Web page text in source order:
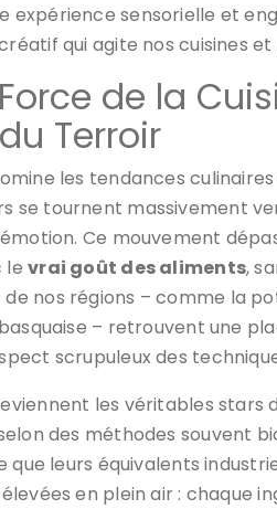
expérience sensorielle et
qui agite nos cuisines et
de la
Terroir
les tendances
se tournent massivement
Ce mouvement
levrai goût des aliments,
nos régions – comme la
– retrouvent une
scrupuleux des
les véritables stars
des méthodes souvent
leurs équivalents
en plein air : chaque